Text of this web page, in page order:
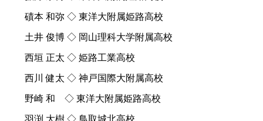
磧本 和弥 ◇ 東洋大附属姫路高校
土井 俊博 ◇ 岡山理科大学附属高校
西垣 正太 ◇ 姫路工業高校
西川 健太 ◇ 神戸国際大附属高校
野崎 和 ◇ 東洋大附属姫路高校